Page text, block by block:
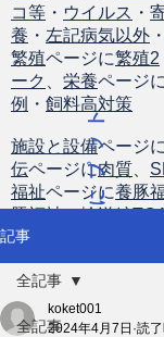
コ等 ・ ウイルス ・
養 ・ 左記病気以外 ・
繁殖ページに繁殖2
ーク
栄養ページに
例 ・ 飼料高対策
施設と設備ページに
伝ページに肉質
福祉ページに養豚
豚福祉の輸送編
ト
ッ
プ
に
記事
全記事
全記事
koket001
2024年4月7日 読